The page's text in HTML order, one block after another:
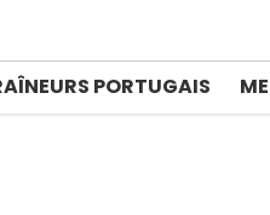
PORTUGAIS